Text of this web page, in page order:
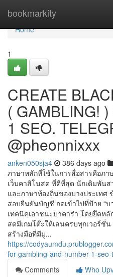
bookmarkity
Home
Home
1
CREATE
( GAMBLING!
1 SEO.
@pheonnixxx
anken050sja4 386 days ago
ภาษาหลักที่ใช้ในการสื่อสารคือภา
เว็บคาสิโนสด ที่ดีที่สุด นักเดิมพัน
และภาษาท้องถิ่นของบางประเทศ
สอบยืนยันบัญชี กดเข้าไปที่ป้าย “บ
เทคนิคเอาชนะบาคาร่า โดยยึดห
สดมีเกมโต๊ะให้เล่นครบทุกเวอร์ชั่
สร้างมือที่มีมู...
https://
for-gambling-and-number-1-
Comments
Who